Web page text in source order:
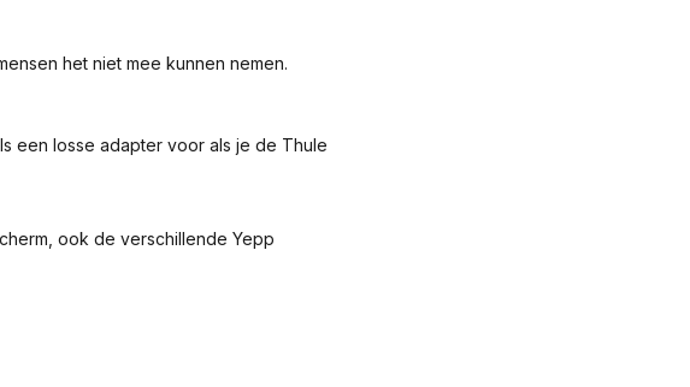
het niet mee kunnen nemen.
een losse adapter voor als je de Thule
ook de verschillende Yepp